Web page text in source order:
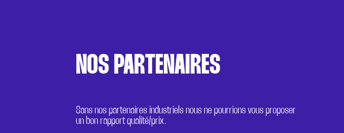
NOS PARTENAIRES
Sans nos partenaires industriels nous ne pourrions vous proposer
un bon rapport qualité/prix.